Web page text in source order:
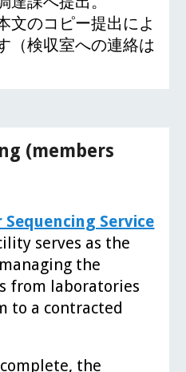
文のコピー提出によ
（検収室への連絡は
(members
Service
serves as the
the
from laboratories
to a contracted
the